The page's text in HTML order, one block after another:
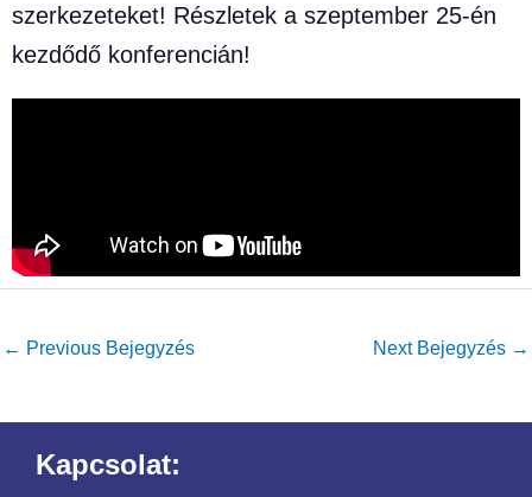
szerkezeteket! Részletek a szeptember 25-én
kezdődő konferencián!
← Previous Bejegyzés Next Bejegyzés →
Kapcsolat: